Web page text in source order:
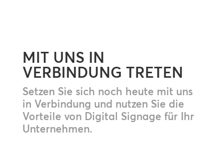
MIT UNS IN
VERBINDUNG TRETEN
Setzen Sie sich noch heute mit uns
in Verbindung und nutzen Sie die
Vorteile von Digital Signage für Ihr
Unternehmen.